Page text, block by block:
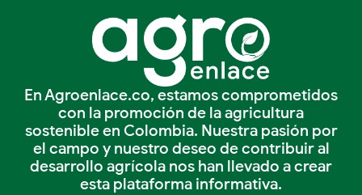
En Agroenlace.co, estamos comprometidos
con la promoción de la agricultura
sostenible en Colombia. Nuestra pasión por
el campo y nuestro deseo de contribuir al
desarrollo agrícola nos han llevado a crear
esta plataforma informativa.